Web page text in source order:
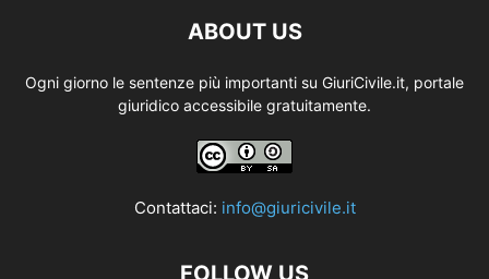
ABOUT US
Ogni giorno le sentenze più importanti su GiuriCivile.it, portale
giuridico accessibile gratuitamente.
Contattaci: info@giuricivile.it
FOLLOW US